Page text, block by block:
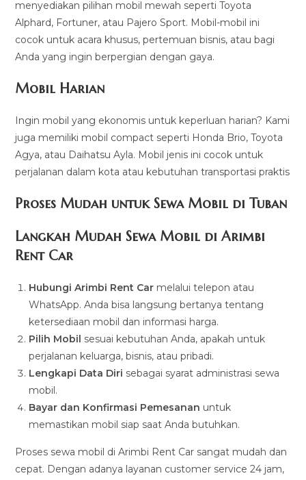
menyediakan pilihan mobil mewah seperti Toyota
Alphard, Fortuner, atau Pajero Sport. Mobil-mobil ini
cocok untuk acara khusus, pertemuan bisnis, atau bagi
Anda yang ingin berpergian dengan gaya.
Mobil Harian
Ingin mobil yang ekonomis untuk keperluan harian? Kami
juga memiliki mobil compact seperti Honda Brio, Toyota
Agya, atau Daihatsu Ayla. Mobil jenis ini cocok untuk
perjalanan dalam kota atau kebutuhan transportasi praktis
Proses Mudah untuk Sewa Mobil di Tuban
Langkah Mudah Sewa Mobil di Arimbi
Rent Car
Hubungi Arimbi Rent Car melalui telepon atau
WhatsApp. Anda bisa langsung bertanya tentang
ketersediaan mobil dan informasi harga.
Pilih Mobil sesuai kebutuhan Anda, apakah untuk
perjalanan keluarga, bisnis, atau pribadi.
Lengkapi Data Diri sebagai syarat administrasi sewa
mobil.
Bayar dan Konfirmasi Pemesanan untuk
memastikan mobil siap saat Anda butuhkan.
Proses sewa mobil di Arimbi Rent Car sangat mudah dan
cepat. Dengan adanya layanan customer service 24 jam,